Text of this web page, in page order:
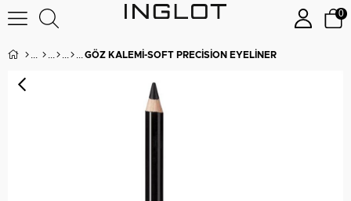
0
GÖZ KALEMI-SOFT PRECISION EYELINER